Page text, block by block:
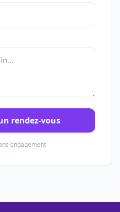
rendez-vous
engagement